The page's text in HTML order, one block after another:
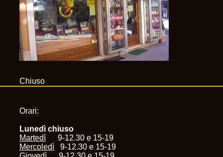
Chiuso
Orari:
Lunedì chiuso
Martedì 9-12.30 e 15-19
Mercoledì 9-12.30 e 15-19